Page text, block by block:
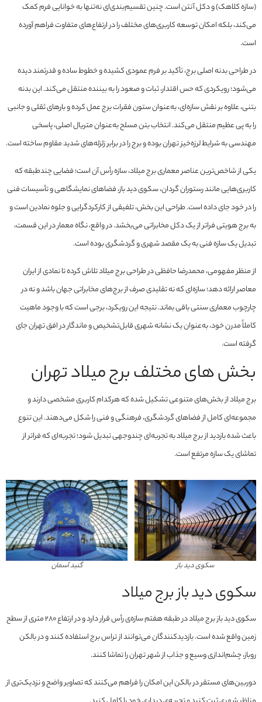
(سازه کلاهک) و دکل آنتن است. چنین تقسیم‌بندی‌ای نه‌تنها به خوانایی فرم کمک
می‌کند، بلکه امکان توسعه کاربری‌های مختلف را در ارتفاع‌های متفاوت فراهم آورده
است.
در طراحی بدنه اصلی برج، تأکید بر فرم عمودی کشیده و خطوط ساده و قدرتمند دیده
می‌شود؛ رویکردی که حس اقتدار، ثبات و صعود را به بیننده منتقل می‌کند. این بدنه
بتنی، علاوه بر نقش سازه‌ای، به‌عنوان ستون فقرات برج عمل کرده و بارهای ثقلی و جانبی
را به پی عظیم منتقل می‌کند. انتخاب بتن مسلح به‌عنوان متریال اصلی، پاسخی
مهندسی به شرایط لرزه‌خیز تهران بوده و برج را در برابر زلزله‌های شدید مقاوم ساخته است.
یکی از شاخص‌ترین عناصر معماری برج میلاد، سازه رأس آن است؛ فضایی چندطبقه که
کاربری‌هایی مانند رستوران گردان، سکوی دید باز، فضاهای نمایشگاهی و تأسیسات فنی
را در خود جای داده است. طراحی این بخش، تلفیقی از کارکردگرایی و جلوه نمادین است و
به برج هویتی فراتر از یک دکل مخابراتی می‌بخشد. در واقع، نگاه معمار در این قسمت،
تبدیل یک سازه فنی به یک مقصد شهری و گردشگری بوده است.
از منظر مفهومی، محمدرضا حافظی در طراحی برج میلاد تلاش کرده تا نمادی از ایران
معاصر ارائه دهد؛ سازه‌ای که نه تقلیدی صرف از برج‌های مخابراتی جهان باشد و نه در
چارچوب معماری سنتی باقی بماند. نتیجه این رویکرد، برجی است که با وجود ماهیت
کاملاً مدرن خود، به‌عنوان یک نشانه شهری قابل‌تشخیص و ماندگار در افق تهران جای
گرفته است.
بخش‌ های مختلف برج میلاد تهران
برج میلاد از بخش‌های متنوعی تشکیل شده که هرکدام کاربری مشخصی دارند و
مجموعه‌ای کامل از فضاهای گردشگری، فرهنگی و فنی را شکل می‌دهند. این تنوع
باعث شده بازدید از برج میلاد به تجربه‌ای چندوجهی تبدیل شود؛ تجربه‌ای که فراتر از
تماشای یک سازه مرتفع است.
سکوی دید باز گنبد آسمان
سکوی دید باز برج میلاد
سکوی دید باز برج میلاد در طبقه هفتم سازه‌ی رأس قرار دارد و در ارتفاع ۲۸۰ متری از سطح
زمین واقع شده است. بازدیدکنندگان می‌توانند از تراس برج استفاده کنند و در بالکن
روباز، چشم‌اندازی وسیع و جذاب از شهر تهران را تماشا کنند.
دوربین‌های مستقر در بالکن این امکان را فراهم می‌کنند که تصاویر واضح و نزدیک‌تری از